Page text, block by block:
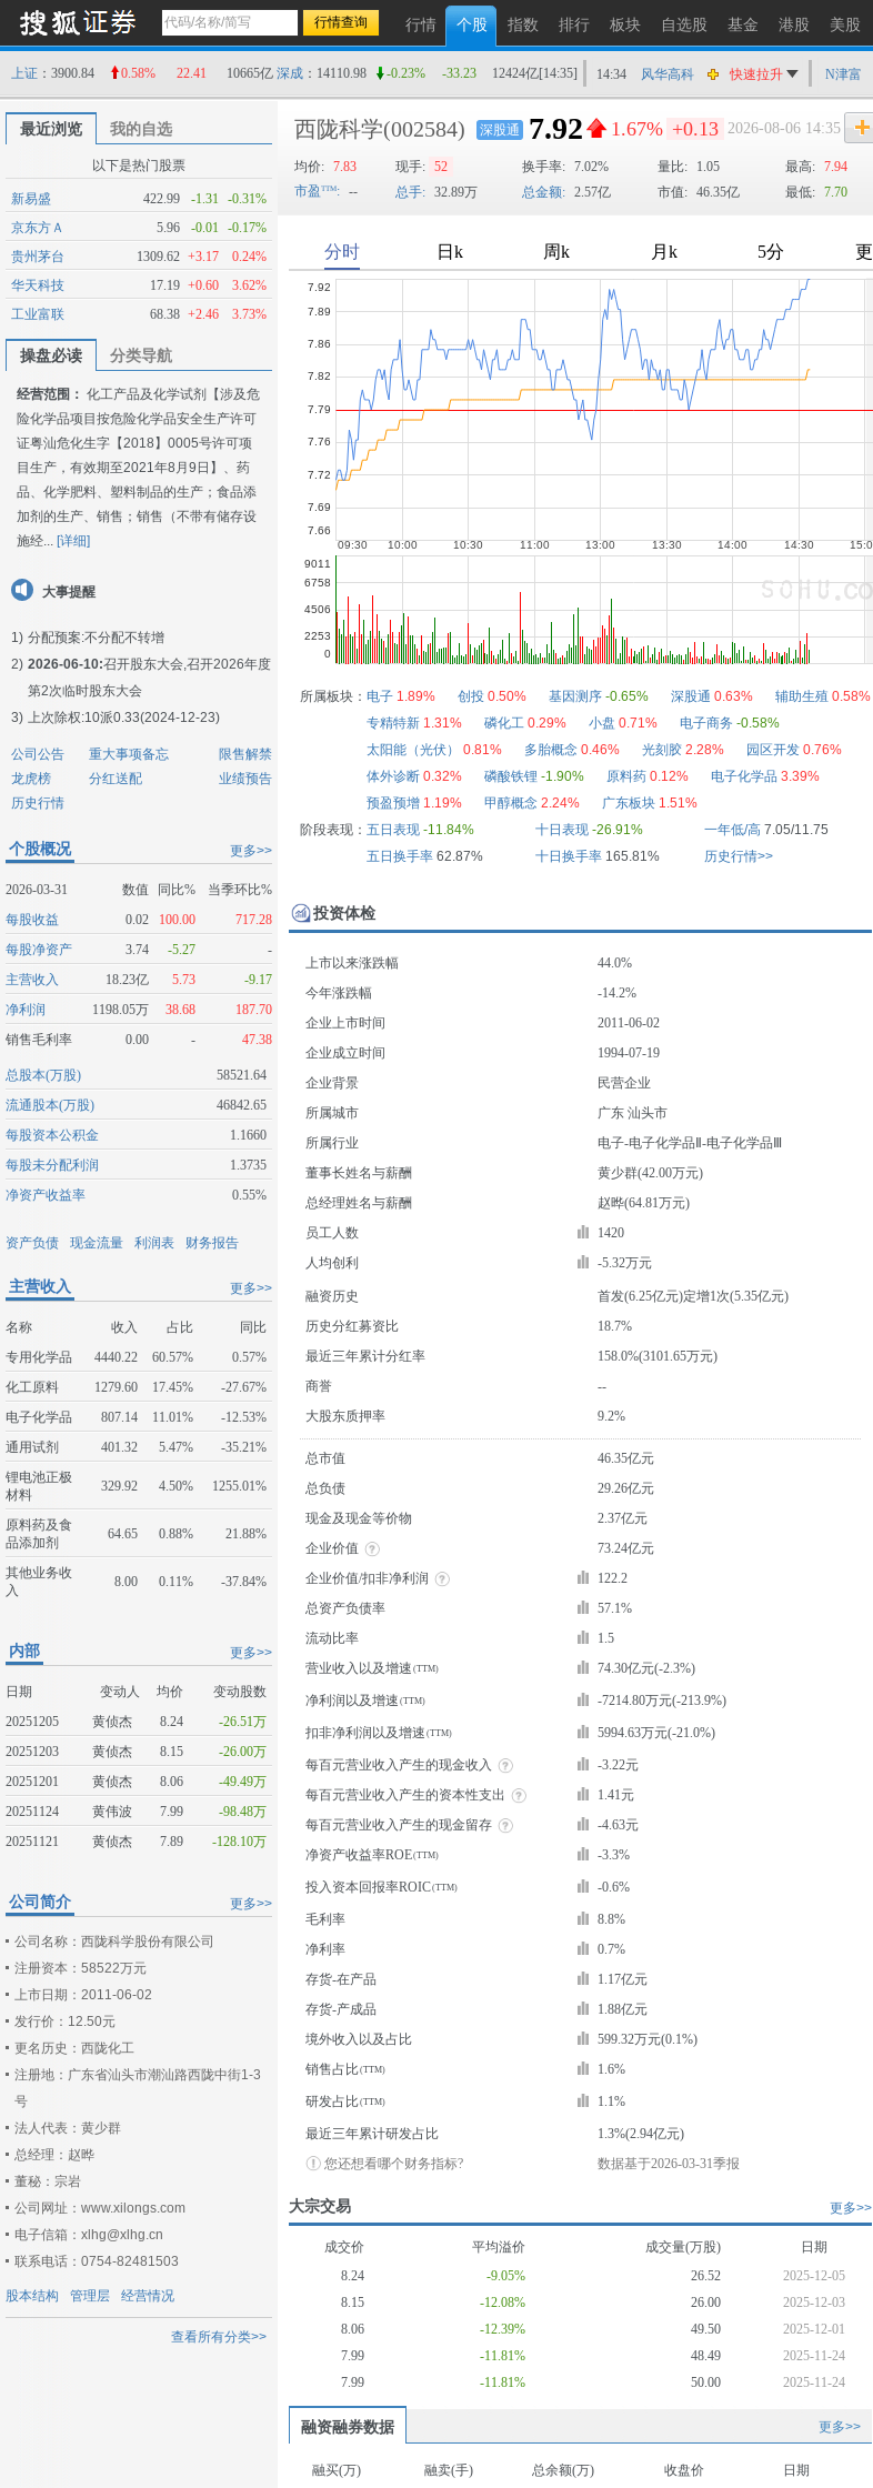
行情 个股 指数 排行 板块 自选股 基金 港股 美股
上证 ：3900.84 0.58% 22.41 10665亿 深成 ：14110.98 -0.23% -33.23 12424亿[14:35]
14:34
ST加加
涨停
14:34
风华高科
快速拉升
14:33
昀冢科技
快速拉升
14:32
温州宏丰
14:32
*ST岭南 猛烈打压
N津富
最近浏览 我的自选
以下是热门股票
新易盛 422.99 -1.31
-0.31%
京东方Ａ
5.96 -0.01
-0.17%
贵州茅台
1309.62 +3.17
0.24%
华天科技
17.19 +0.60
3.62%
工业富联
68.38 +2.46 3.73%
操盘必读 分类导航
经营范围： 化工产品及化学试剂【涉及危
险化学品项目按危险化学品安全生产许可
证粤汕危化生字【2018】0005号许可项
目生产，有效期至2021年8月9日】、药
品、化学肥料、塑料制品的生产；食品添
加剂的生产、销售；销售（不带有储存设
施经... [详细]
大事提醒
1) 分配预案:不分配不转增
2) 2026-06-10:召开股东大会,召开2026年度
第2次临时股东大会
3) 上次除权:10派0.33(2024-12-23)
公司公告 重大事项备忘
限售解禁
龙虎榜
分红送配
业绩预告
历史行情
更多>>
个股概况
2026-03-31 数值 同比%
当季环比%
每股收益
0.02 100.00
717.28
每股净资产
3.74 -5.27
-
主营收入
18.23亿 5.73
-9.17
净利润
1198.05万 38.68
187.70
销售毛利率
0.00 - 47.38
总股本(万股)
58521.64
流通股本(万股)
46842.65
每股资本公积金
1.1660
每股未分配利润
1.3735
净资产收益率
0.55%
资产负债 现金流量 利润表 财务报告
更多>>
主营收入
名称 收入 占比
同比
专用化学品
4440.22 60.57%
0.57%
化工原料
1279.60 17.45%
-27.67%
电子化学品
807.14 11.01%
-12.53%
通用试剂
401.32 5.47%
-35.21%
锂电池正极
材料
329.92 4.50% 1255.01%
原料药及食
品添加剂
64.65 0.88% 21.88%
其他业务收
入
8.00 0.11% -37.84%
更多>>
内部
日期 变动人 均价
变动股数
20251205
黄侦杰 8.24
-26.51万
20251203
黄侦杰 8.15
-26.00万
20251201
黄侦杰 8.06
-49.49万
20251124
黄伟波 7.99
-98.48万
20251121
黄侦杰 7.89 -128.10万
更多>>
公司简介
公司名称：西陇科学股份有限公司
注册资本：58522万元
上市日期：2011-06-02
发行价：12.50元
更名历史：西陇化工
注册地：广东省汕头市潮汕路西陇中街1-3
号
法人代表：黄少群
总经理：赵晔
董秘：宗岩
公司网址：www.xilongs.com
电子信箱：xlhg@xlhg.cn
联系电话：0754-82481503
股本结构 管理层 经营情况
查看所有分类>>
西陇科学(002584) 深股通 7.92 1.67% +0.13 2026-08-06 14:35
均价: 7.83 现手: 52 换手率: 7.02% 量比: 1.05 最高: 7.94
市盈
TTM
: -- 总手: 32.89万 总金额: 2.57亿 市值: 46.35亿 最低: 7.70
所属板块： 电子 1.89% 创投 0.50% 基因测序 -0.65% 深股通 0.63% 辅助生殖 0.58%
专精特新 1.31% 磷化工 0.29% 小盘 0.71% 电子商务 -0.58%
太阳能（光伏）
0.81% 多胎概念 0.46% 光刻胶 2.28% 园区开发 0.76%
体外诊断 0.32% 磷酸铁锂 -1.90% 原料药 0.12% 电子化学品 3.39%
预盈预增 1.19% 甲醇概念 2.24% 广东板块 1.51%
阶段表现： 五日表现 -11.84% 十日表现 -26.91% 一年低/高 7.05/11.75
五日换手率62.87% 十日换手率165.81% 历史行情>>
投资体检
上市以来涨跌幅
44.0%
今年涨跌幅
-14.2%
企业上市时间
2011-06-02
企业成立时间
1994-07-19
企业背景
民营企业
所属城市
广东 汕头市
所属行业
电子-电子化学品Ⅱ-电子化学品Ⅲ
董事长姓名与薪酬
黄少群(42.00万元)
总经理姓名与薪酬
赵晔(64.81万元)
员工人数
1420
人均创利
-5.32万元
融资历史
首发(6.25亿元)定增1次(5.35亿元)
历史分红募资比
18.7%
最近三年累计分红率
158.0%(3101.65万元)
商誉
--
大股东质押率
9.2%
总市值
46.35亿元
总负债
29.26亿元
现金及现金等价物
2.37亿元
企业价值
73.24亿元
企业价值/扣非净利润
122.2
总资产负债率
57.1%
流动比率
1.5
营业收入以及增速
74.30亿元(-2.3%)
净利润以及增速 -7214.80万元(-213.9%)
扣非净利润以及增速 5994.63万元(-21.0%)
每百元营业收入产生的现金收入
-3.22元
每百元营业收入产生的资本性支出
1.41元
每百元营业收入产生的现金留存
-4.63元
净资产收益率ROE
-3.3%
投入资本回报率ROIC -0.6%
毛利率
8.8%
净利率
0.7%
存货-在产品
1.17亿元
存货-产成品
1.88亿元
境外收入以及占比
599.32万元(0.1%)
销售占比
1.6%
研发占比 1.1%
最近三年累计研发占比
1.3%(2.94亿元)
您还想看哪个财务指标?
数据基于2026-03-31季报
更多>>
大宗交易
成交价 平均溢价 成交量(万股)
日期
8.24
-9.05% 26.52
2025-12-05
8.15
-12.08% 26.00
2025-12-03
8.06
-12.39% 49.50
2025-12-01
7.99
-11.81% 48.49
2025-11-24
7.99
-11.81% 50.00 2025-11-24
融资融券数据 更多>>
融买(万) 融卖(手) 总余额(万) 收盘价 日期